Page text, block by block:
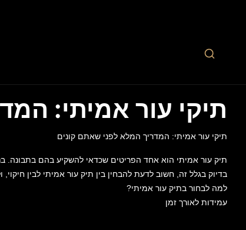
תיקי עור אמיתי:
תיקי עור אמיתי: המדריך המלא לפני שאתם קונים
תיק עור אמיתי הוא אחד הפריטים שכדאי להשקיע בהם בתבונה.
בדיוק בגלל זה, חשוב לדעת להבחין בין תיק עור אמיתי לבין
למה לבחור בתיק עור אמיתי?
עמידות לאורך זמן